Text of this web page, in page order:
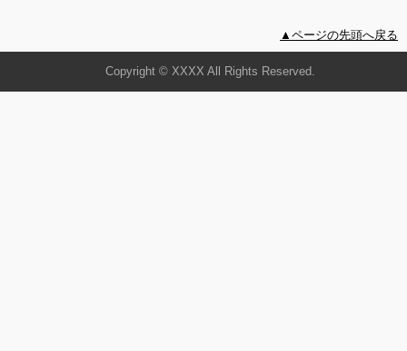
▲ページの先頭へ戻る
Copyright © XXXX All Rights Reserved.